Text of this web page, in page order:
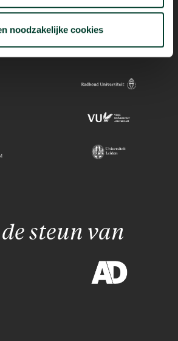
noodzakelijke cookies
steun van